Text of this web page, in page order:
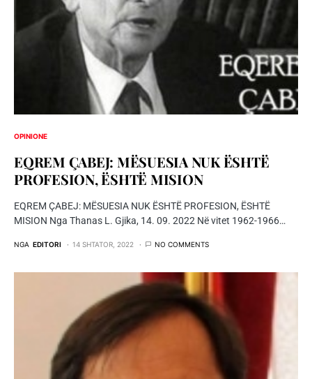
OPINIONE
EQREM ÇABEJ: MËSUESIA NUK ËSHTË
PROFESION, ËSHTË MISION
EQREM ÇABEJ: MËSUESIA NUK ËSHTË PROFESION, ËSHTË
MISION Nga Thanas L. Gjika, 14. 09. 2022 Në vitet 1962-1966…
NGA EDITORI 14 SHTATOR, 2022 NO COMMENTS